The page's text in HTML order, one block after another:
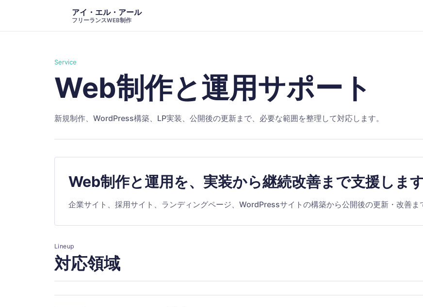
アイ・エル・アール
フリーランスWEB制作
Service
Web制作と運用サポート
新規制作、WordPress構築、LP実装、公開後の更新まで、必要な範囲を整理して対応します。
Web制作と運用を、実装から継続改善まで支援します
企業サイト、採用サイト、ランディングページ、WordPressサイトの構築から公開後の更新・改善ま
Lineup
対応領域